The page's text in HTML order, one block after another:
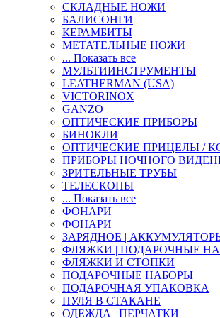
СКЛАДНЫЕ НОЖИ
БАЛИСОНГИ
КЕРАМБИТЫ
МЕТАТЕЛЬНЫЕ НОЖИ
... Показать все
МУЛЬТИИНСТРУМЕНТЫ
LEATHERMAN (USA)
VICTORINOX
GANZO
ОПТИЧЕСКИЕ ПРИБОРЫ
БИНОКЛИ
ОПТИЧЕСКИЕ ПРИЦЕЛЫ /
ПРИБОРЫ НОЧНОГО
ЗРИТЕЛЬНЫЕ ТРУБЫ
ТЕЛЕСКОПЫ
... Показать все
ФОНАРИ
ФОНАРИ
ЗАРЯДНОЕ |
ФЛЯЖКИ | ПОДАРОЧНЫЕ
ФЛЯЖКИ И СТОПКИ
ПОДАРОЧНЫЕ НАБОРЫ
ПОДАРОЧНАЯ УПАКОВКА
ПУЛЯ В СТАКАНЕ
ОДЕЖДА | ПЕРЧАТКИ